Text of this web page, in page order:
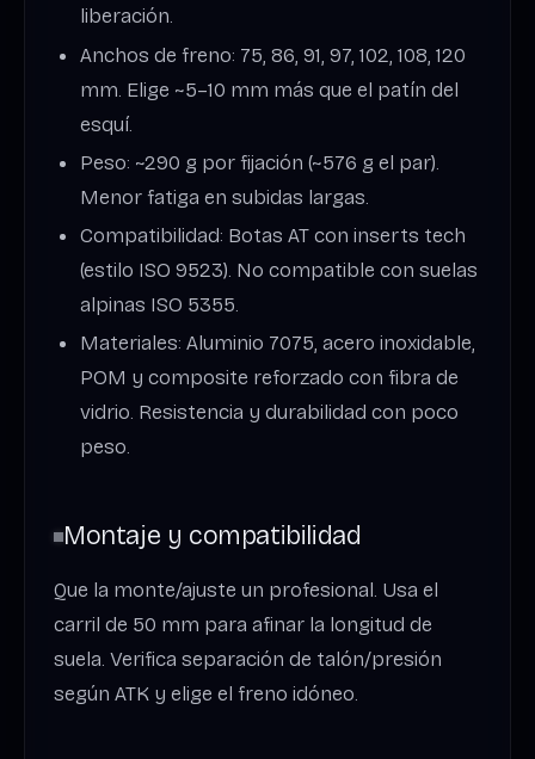
liberación.
Anchos de freno: 75, 86, 91, 97, 102, 108, 120
mm. Elige ~5–10 mm más que el patín del
esquí.
Peso: ~290 g por fijación (~576 g el par).
Menor fatiga en subidas largas.
Compatibilidad: Botas AT con inserts tech
(estilo ISO 9523). No compatible con suelas
alpinas ISO 5355.
Materiales: Aluminio 7075, acero inoxidable,
POM y composite reforzado con fibra de
vidrio. Resistencia y durabilidad con poco
peso.
Montaje y compatibilidad
Que la monte/ajuste un profesional. Usa el
carril de 50 mm para afinar la longitud de
suela. Verifica separación de talón/presión
según ATK y elige el freno idóneo.